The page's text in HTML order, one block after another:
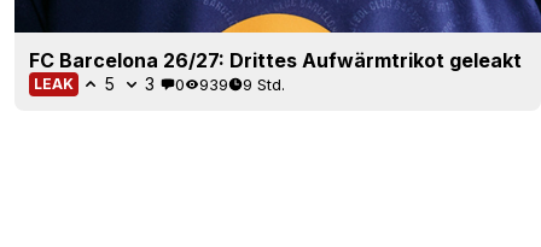
FC Barcelona 26/27: Drittes Aufwärmtrikot geleakt
LEAK 5 3 0 939 9 Std.